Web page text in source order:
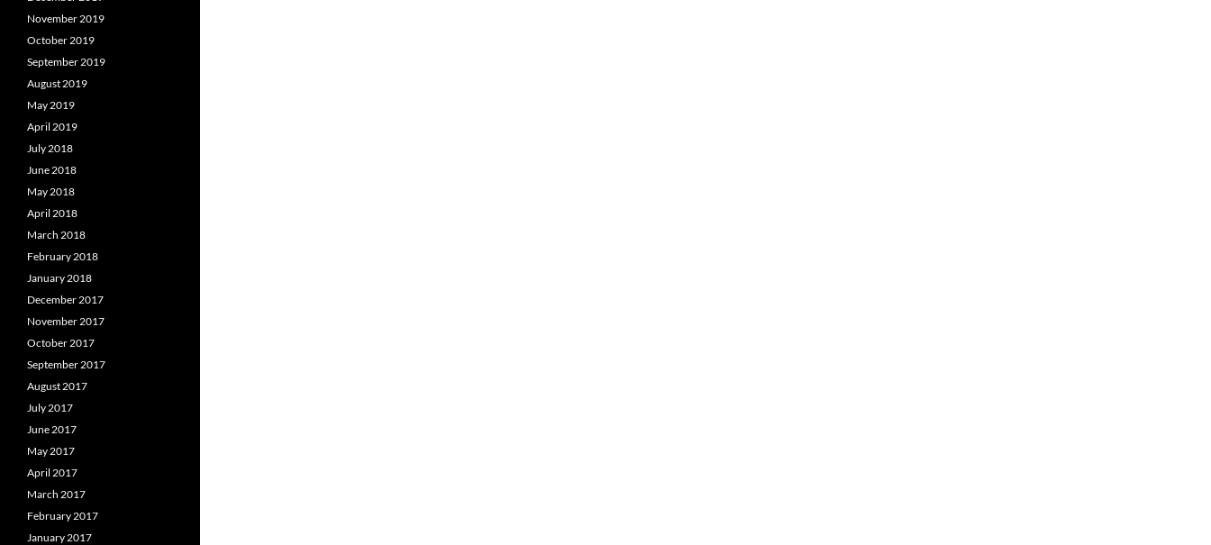
November 2019
October 2019
September 2019
August 2019
May 2019
April 2019
July 2018
June 2018
May 2018
April 2018
March 2018
February 2018
January 2018
December 2017
November 2017
October 2017
September 2017
August 2017
July 2017
June 2017
May 2017
April 2017
March 2017
February 2017
January 2017